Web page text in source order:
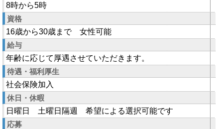
8時から5時
資格
16歳から30歳まで 女性可能
給与
年齢に応じて厚遇させていただきます。
待遇・福利厚生
社会保険加入
休日・休暇
日曜日 土曜日隔週 希望による選択可能です
応募